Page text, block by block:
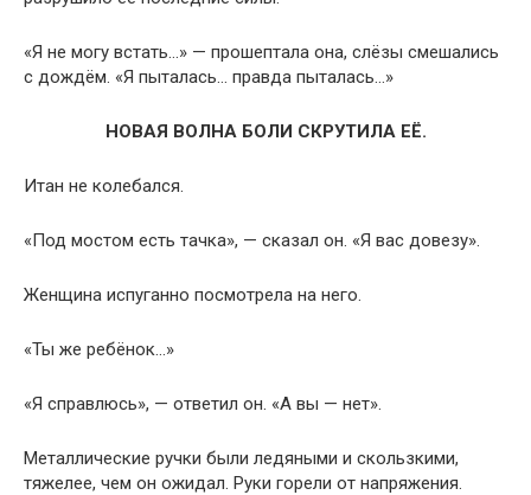
«Я не могу встать…» — прошептала она, слёзы смешались
с дождём. «Я пыталась… правда пыталась…»
НОВАЯ ВОЛНА БОЛИ СКРУТИЛА ЕЁ.
Итан не колебался.
«Под мостом есть тачка», — сказал он. «Я вас довезу».
Женщина испуганно посмотрела на него.
«Ты же ребёнок…»
«Я справлюсь», — ответил он. «А вы — нет».
Металлические ручки были ледяными и скользкими,
тяжелее, чем он ожидал. Руки горели от напряжения.